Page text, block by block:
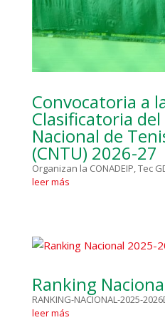
Convocatoria a
Clasificatoria
Nacional de
(CNTU) 2026-27
Organizan la CONADEIP, Tec
leer más
Ranking
RANKING-NACIONAL-2025-
leer más